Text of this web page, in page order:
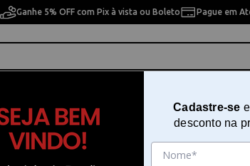
Ganhe 5% OFF com Pix à vista ou Boleto Pague em
Pintura
Cadastre-se
desconto na